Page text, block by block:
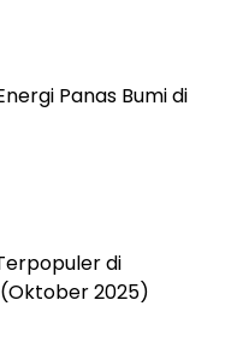
Panas Bumi di
di
2025)